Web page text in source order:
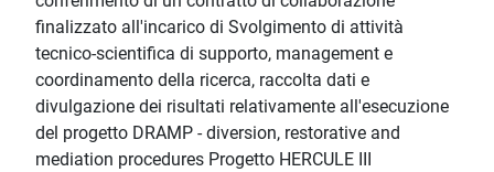
finalizzato all'incarico di Svolgimento di attività
tecnico-scientifica di supporto, management e
coordinamento della ricerca, raccolta dati e
divulgazione dei risultati relativamente all'esecuzione
del progetto DRAMP - diversion, restorative and
mediation procedures Progetto HERCULE III